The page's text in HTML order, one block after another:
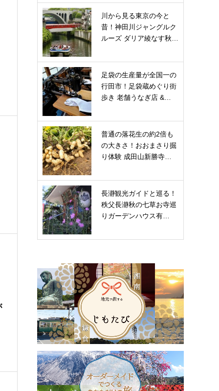
川から見る東京の今と
昔！神田川ジャングルク
ルーズ ダリア綾なす秋…
足袋の生産量が全国一の
行田市！足袋蔵めぐり街
歩き 老舗うなぎ店 &…
普通の落花生の約2倍も
の大きさ！おおまさり掘
り体験 成田山新勝寺…
長瀞観光ガイドと巡る！
秩父長瀞秋の七草お寺巡
りガーデンハウス有…